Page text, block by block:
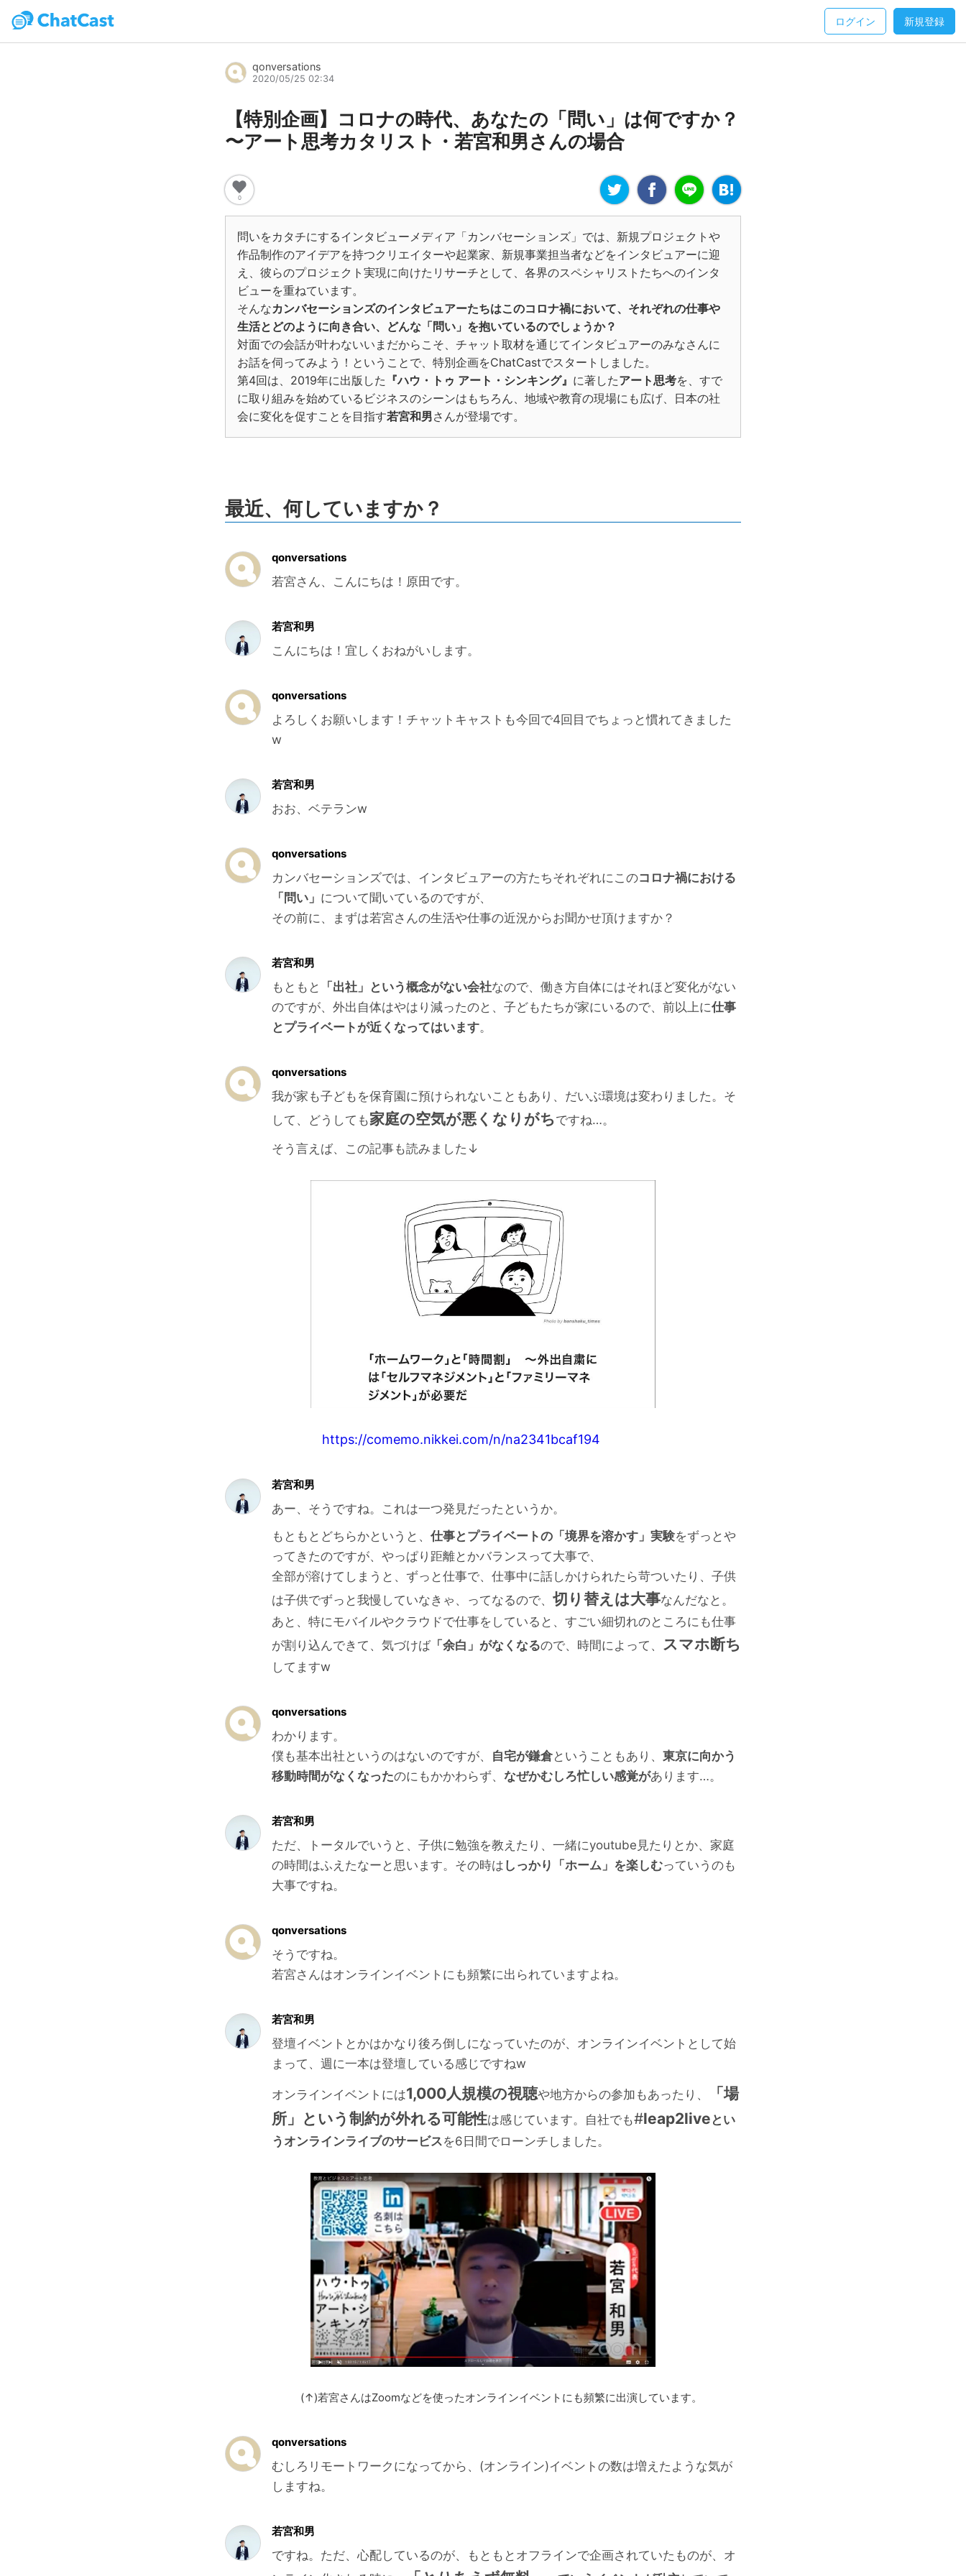
ログイン 新規登録
qonversations
2020/05/25 02:34
【特別企画】コロナの時代、あなたの「問い」は何ですか？
〜アート思考カタリスト・若宮和男さんの場合
0
問いをカタチにするインタビューメディア「カンバセーションズ」では、新規プロジェクトや
作品制作のアイデアを持つクリエイターや起業家、新規事業担当者などをインタビュアーに迎
え、彼らのプロジェクト実現に向けたリサーチとして、各界のスペシャリストたちへのインタ
ビューを重ねています。
そんなカンバセーションズのインタビュアーたちはこのコロナ禍において、それぞれの仕事や
生活とどのように向き合い、どんな「問い」を抱いているのでしょうか？
対面での会話が叶わないいまだからこそ、チャット取材を通じてインタビュアーのみなさんに
お話を伺ってみよう！ということで、特別企画をChatCastでスタートしました。
第4回は、2019年に出版した 『ハウ・トゥ アート・シンキング』 に著したアート思考を、すで
に取り組みを始めているビジネスのシーンはもちろん、地域や教育の現場にも広げ、日本の社
会に変化を促すことを目指す若宮和男さんが登場です。
最近、何していますか？
qonversations
若宮さん、こんにちは！原田です。
若宮和男
こんにちは！宜しくおねがいします。
qonversations
よろしくお願いします！チャットキャストも今回で4回目でちょっと慣れてきました
w
若宮和男
おお、ベテランw
qonversations
カンバセーションズでは、インタビュアーの方たちそれぞれにこのコロナ禍における
「問い」 について聞いているのですが、
その前に、まずは若宮さんの生活や仕事の近況からお聞かせ頂けますか？
若宮和男
もともと 「出社」という概念がない会社なので、働き方自体にはそれほど変化がない
のですが、外出自体はやはり減ったのと、子どもたちが家にいるので、前以上に仕事
とプライベートが近くなってはいます。
qonversations
我が家も子どもを保育園に預けられないこともあり、だいぶ環境は変わりました。そ
して、どうしても家庭の空気が悪くなりがち ですね…。
そう言えば、この記事も読みました↓
https://comemo.nikkei.com/n/na2341bcaf194
若宮和男
あー、そうですね。これは一つ発見だったというか。
もともとどちらかというと、 仕事とプライベートの「境界を溶かす」実験をずっとや
ってきたのですが、やっぱり距離とかバランスって大事で、
全部が溶けてしまうと、ずっと仕事で、仕事中に話しかけられたら苛ついたり、子供
は子供でずっと我慢していなきゃ、ってなるので、 切り替えは大事なんだなと。
あと、特にモバイルやクラウドで仕事をしていると、すごい細切れのところにも仕事
が割り込んできて、気づけば「余白」がなくなるので、時間によって、 スマホ断ち
してますw
qonversations
わかります。
僕も基本出社というのはないのですが、 自宅が鎌倉ということもあり、 東京に向かう
移動時間がなくなったのにもかかわらず、 なぜかむしろ忙しい感覚があります…。
若宮和男
ただ、トータルでいうと、子供に勉強を教えたり、一緒にyoutube見たりとか、家庭
の時間はふえたなーと思います。その時は しっかり「ホーム」を楽しむっていうのも
大事ですね。
qonversations
そうですね。
若宮さんはオンラインイベントにも頻繁に出られていますよね。
若宮和男
登壇イベントとかはかなり後ろ倒しになっていたのが、オンラインイベントとして始
まって、週に一本は登壇している感じですねw
オンラインイベントには1,000人規模の視聴や地方からの参加もあったり、
「場
所」という制約が外れる可能性は感じています。自社でも#leap2live とい
うオンラインライブのサービスを6日間でローンチしました。
(↑)若宮さんはZoomなどを使ったオンラインイベントにも頻繁に出演しています。
qonversations
むしろリモートワークになってから、(オンライン)イベントの数は増えたような気が
しますね。
若宮和男
ですね。ただ、心配しているのが、もともとオフラインで企画されていたものが、オ